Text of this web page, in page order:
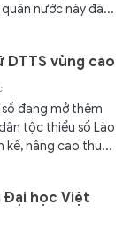
nước này đã...
vùng cao
đang mở thêm
tộc thiểu số Lào
kế, nâng cao thu...
học Việt